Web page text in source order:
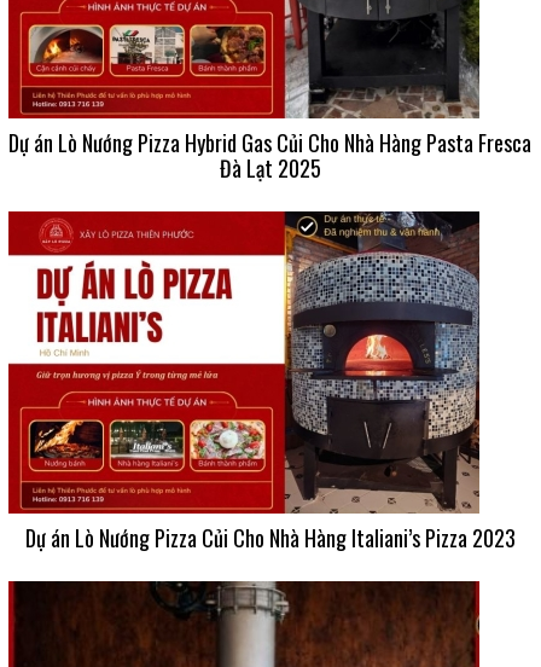
Dự án Lò Nướng Pizza Hybrid Gas Củi Cho Nhà Hàng Pasta Fresca
Đà Lạt 2025
Dự án Lò Nướng Pizza Củi Cho Nhà Hàng Italiani’s Pizza 2023